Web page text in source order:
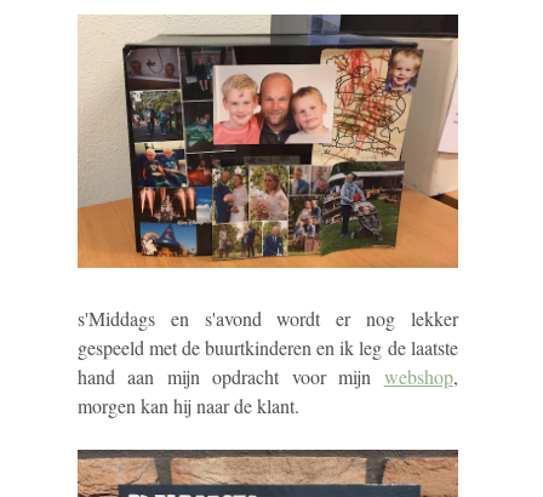
s'Middags en s'avond wordt er nog lekker
gespeeld met de buurtkinderen en ik leg de laatste
hand aan mijn opdracht voor mijn webshop,
morgen kan hij naar de klant.